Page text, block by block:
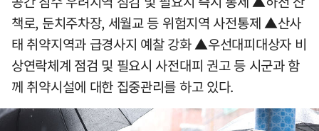
책로, 둔치주차장, 세월교 등 위험지역 사전통제 ▲산사
태 취약지역과 급경사지 예찰 강화 ▲우선대피대상자 비
상연락체계 점검 및 필요시 사전대피 권고 등 시군과 함
께 취약시설에 대한 집중관리를 하고 있다.